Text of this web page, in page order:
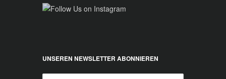
UNSEREN NEWSLETTER ABONNIEREN